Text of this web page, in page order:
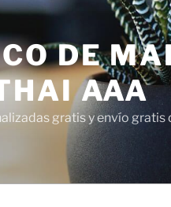
DE
AAA
gratis y envío gratis